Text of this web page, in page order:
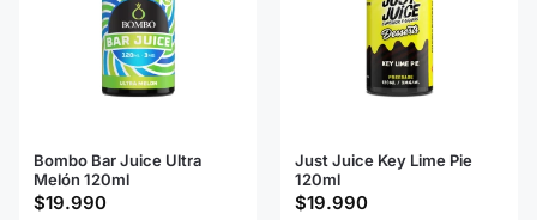
Bombo Bar Juice Ultra
Melón 120ml
$19.990
Just Juice Key Lime Pie
120ml
$19.990